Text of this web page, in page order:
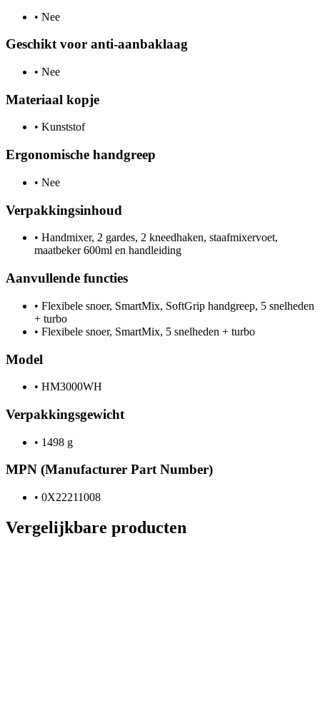
• Nee
Geschikt voor anti-aanbaklaag
• Nee
Materiaal kopje
• Kunststof
Ergonomische handgreep
• Nee
Verpakkingsinhoud
• Handmixer, 2 gardes, 2 kneedhaken, staafmixervoet,
maatbeker 600ml en handleiding
Aanvullende functies
• Flexibele snoer, SmartMix, SoftGrip handgreep, 5 snelheden
+ turbo
• Flexibele snoer, SmartMix, 5 snelheden + turbo
Model
• HM3000WH
Verpakkingsgewicht
• 1498 g
MPN (Manufacturer Part Number)
• 0X22211008
Vergelijkbare producten